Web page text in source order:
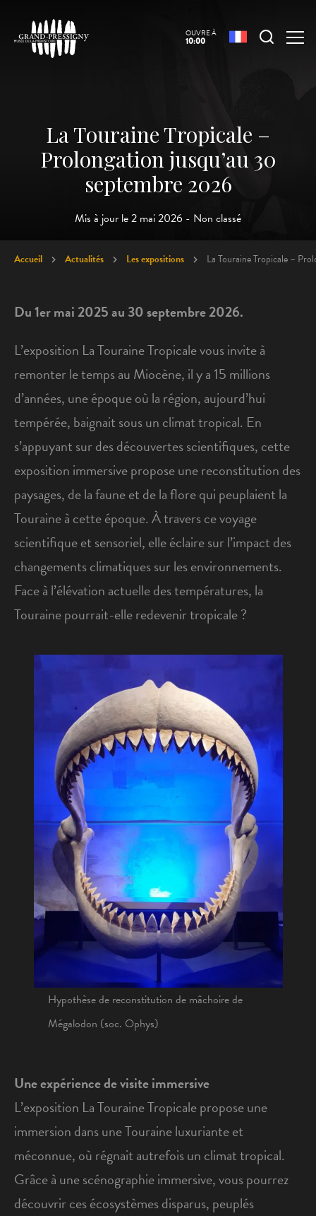
OUVRE À
10:00
La Touraine Tropicale –
Prolongation jusqu’au 30
septembre 2026
Mis à jour le 2 mai 2026 - Non classé
Accueil Actualités Les expositions La Touraine Tropicale –
Du 1er mai 2025 au 30 septembre 2026.
L’exposition La Touraine Tropicale vous invite à
remonter le temps au Miocène, il y a 15 millions
d’années, une époque où la région, aujourd’hui
tempérée, baignait sous un climat tropical. En
s’appuyant sur des découvertes scientifiques, cette
exposition immersive propose une reconstitution des
paysages, de la faune et de la flore qui peuplaient la
Touraine à cette époque. À travers ce voyage
scientifique et sensoriel, elle éclaire sur l’impact des
changements climatiques sur les environnements.
Face à l’élévation actuelle des températures, la
Touraine pourrait-elle redevenir tropicale ?
Hypothèse de reconstitution de mâchoire de
Mégalodon (soc. Ophys)
Une expérience de visite immersive
L’exposition La Touraine Tropicale propose une
immersion dans une Touraine luxuriante et
méconnue, où régnait autrefois un climat tropical.
Grâce à une scénographie immersive, vous pourrez
découvrir ces écosystèmes disparus, peuplés